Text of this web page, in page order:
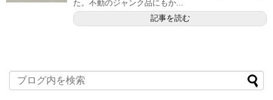
た。不動のジャンク品にもか...
記事を読む